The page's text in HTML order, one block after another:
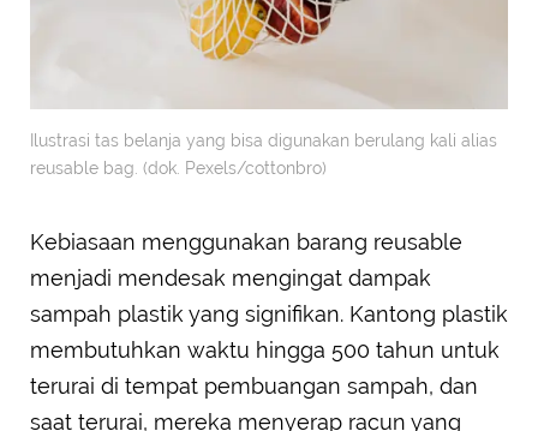
Ilustrasi tas belanja yang bisa digunakan berulang kali alias
reusable bag. (dok. Pexels/cottonbro)
Kebiasaan menggunakan barang reusable
menjadi mendesak mengingat dampak
sampah plastik yang signifikan. Kantong plastik
membutuhkan waktu hingga 500 tahun untuk
terurai di tempat pembuangan sampah, dan
saat terurai, mereka menyerap racun yang